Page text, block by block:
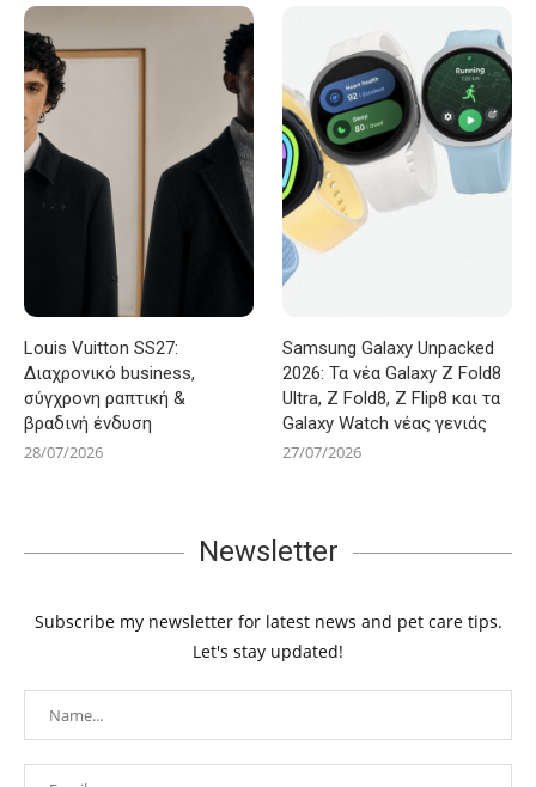
Louis Vuitton SS27:
Διαχρονικό business,
σύγχρονη ραπτική &
βραδινή ένδυση
28/07/2026
Samsung Galaxy Unpacked
2026: Τα νέα Galaxy Z Fold8
Ultra, Z Fold8, Z Flip8 και τα
Galaxy Watch νέας γενιάς
27/07/2026
Newsletter
Subscribe my newsletter for latest news and pet care tips.
Let's stay updated!